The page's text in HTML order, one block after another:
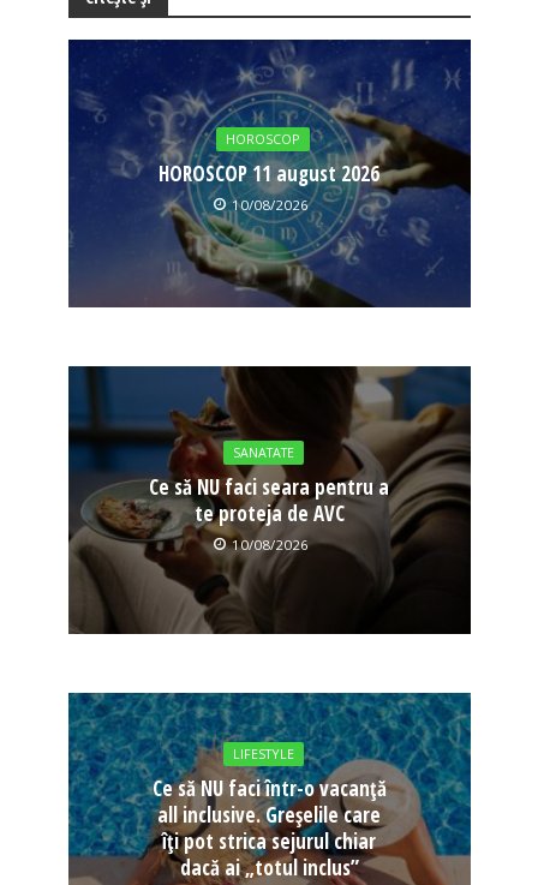
HOROSCOP
HOROSCOP 11 august 2026
10/08/2026
SANATATE
Ce să NU faci seara pentru a
te proteja de AVC
10/08/2026
LIFESTYLE
Ce să NU faci într-o vacanță
all inclusive. Greșelile care
îți pot strica sejurul chiar
dacă ai „totul inclus”